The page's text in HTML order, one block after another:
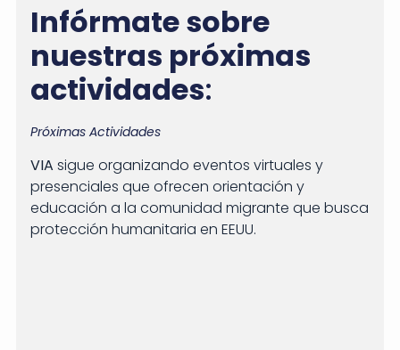
Infórmate sobre
nuestras próximas
actividades:
Próximas Actividades
VIA sigue organizando eventos virtuales y
presenciales que ofrecen orientación y
educación a la comunidad migrante que busca
protección humanitaria en EEUU.